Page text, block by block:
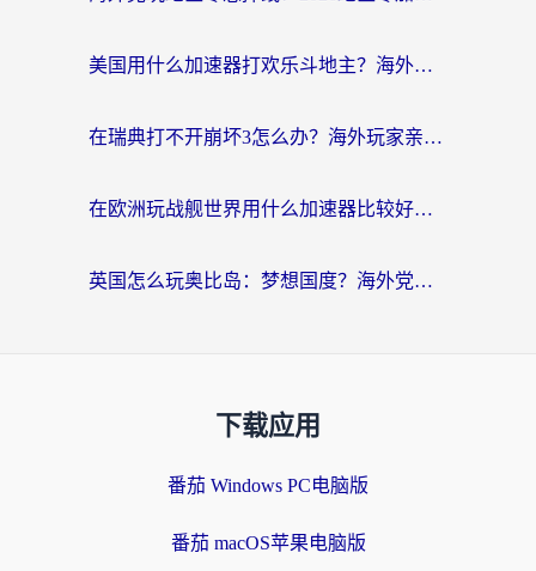
美国用什么加速器打欢乐斗地主？海外党亲测有效的国服游戏加速指南
在瑞典打不开崩坏3怎么办？海外玩家亲测有效的国服游戏加速指南
在欧洲玩战舰世界用什么加速器比较好用？老玩家亲测有效的低延迟方案
英国怎么玩奥比岛：梦想国度？海外党不卡攻略+加速器选择秘籍
下载应用
番茄 Windows PC电脑版
番茄 macOS苹果电脑版